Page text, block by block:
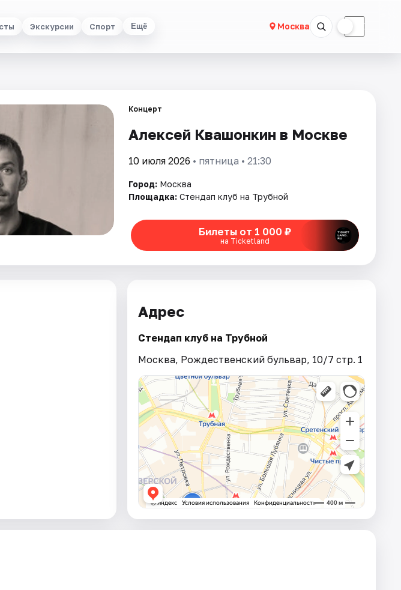
Экскурсии Спорт Ещё Москва ☾
Концерт
Алексей Квашонкин в Москве
10 июля 2026 • пятница • 21:30
Город: Москва
Площадка: Стендап клуб на Трубной
Билеты от 1 000 ₽
на Ticketland
Адрес
Стендап клуб на Трубной
Москва, Рождественский бульвар, 10/7 стр. 1